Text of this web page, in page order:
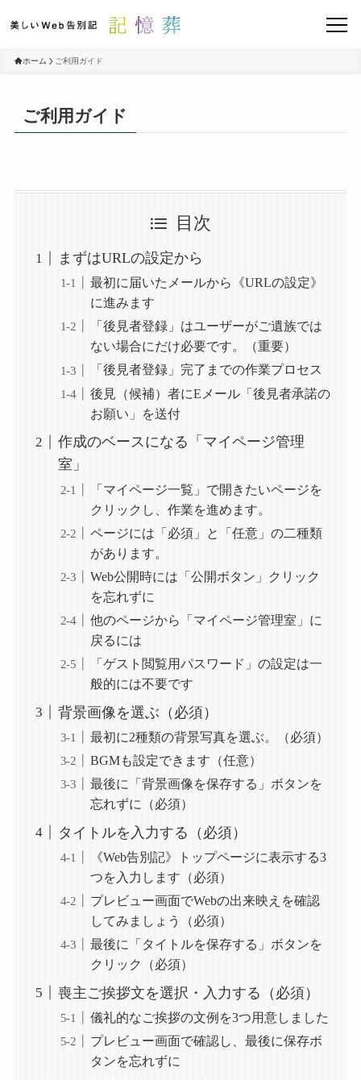
ホーム ご利用ガイド
ご利用ガイド
目次
まずはURLの設定から
最初に届いたメールから《URLの設定》
に進みます
「後見者登録」はユーザーがご遺族では
ない場合にだけ必要です。（重要）
「後見者登録」完了までの作業プロセス
後見（候補）者にEメール「後見者承諾の
お願い」を送付
作成のベースになる「マイページ管理
室」
「マイページ一覧」で開きたいページを
クリックし、作業を進めます。
ページには「必須」と「任意」の二種類
があります。
Web公開時には「公開ボタン」クリック
を忘れずに
他のページから「マイページ管理室」に
戻るには
「ゲスト閲覧用パスワード」の設定は一
般的には不要です
背景画像を選ぶ（必須）
最初に2種類の背景写真を選ぶ。（必須）
BGMも設定できます（任意）
最後に「背景画像を保存する」ボタンを
忘れずに（必須）
タイトルを入力する（必須）
《Web告別記》トップページに表示する3
つを入力します（必須）
プレビュー画面でWebの出来映えを確認
してみましょう（必須）
最後に「タイトルを保存する」ボタンを
クリック（必須）
喪主ご挨拶文を選択・入力する（必須）
儀礼的なご挨拶の文例を3つ用意しました
プレビュー画面で確認し、最後に保存ボ
タンを忘れずに